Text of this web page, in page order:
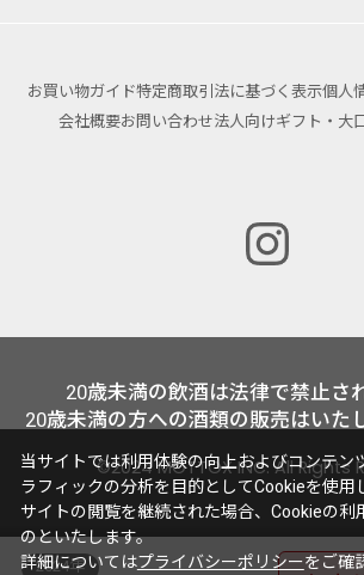
2024年
お買い物ガイド特定商取引法に基づく表示個人
会社概要お問い合わせ法人向けギフト・大
20歳未満の飲酒は法律で禁止さ
20歳未満の方への酒類の販売はいた
©2024 MOTTOX INC. All Rights
当サイトでは利用体験の向上およびコンテン
ラフィックの分析を目的としてCookieを使用
サイトの閲覧を継続された場合、Cookieの利
のといたします。
詳細についてはプライバシーポリシーをご確